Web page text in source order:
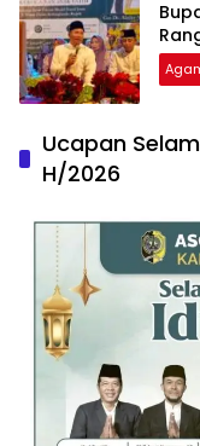
Ucapan
H/2026